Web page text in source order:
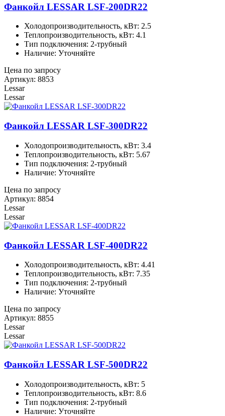
Фанкойл LESSAR LSF-200DR22
Холодопроизводительность, кВт: 2.5
Теплопроизводительность, кВт: 4.1
Тип подключения: 2-трубный
Наличие: Уточняйте
Цена по запросу
Артикул: 8853
Lessar
Lessar
Фанкойл LESSAR LSF-300DR22
Холодопроизводительность, кВт: 3.4
Теплопроизводительность, кВт: 5.67
Тип подключения: 2-трубный
Наличие: Уточняйте
Цена по запросу
Артикул: 8854
Lessar
Lessar
Фанкойл LESSAR LSF-400DR22
Холодопроизводительность, кВт: 4.41
Теплопроизводительность, кВт: 7.35
Тип подключения: 2-трубный
Наличие: Уточняйте
Цена по запросу
Артикул: 8855
Lessar
Lessar
Фанкойл LESSAR LSF-500DR22
Холодопроизводительность, кВт: 5
Теплопроизводительность, кВт: 8.6
Тип подключения: 2-трубный
Наличие: Уточняйте